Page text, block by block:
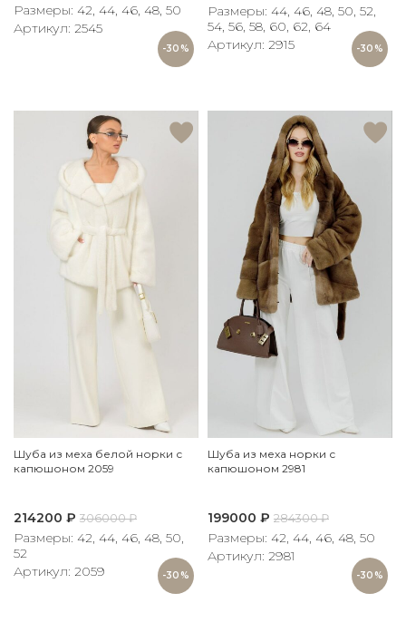
-30%
Размеры: 42, 44, 46, 48, 50
Артикул: 2545
-30%
Размеры: 44, 46, 48, 50, 52,
54, 56, 58, 60, 62, 64
Артикул: 2915
-30%
Шуба из меха белой норки с
капюшоном 2059
214200 ₽ 306000₽
Размеры: 42, 44, 46, 48, 50,
52
Артикул: 2059
-30%
Шуба из меха норки с
капюшоном 2981
199000 ₽ 284300₽
Размеры: 42, 44, 46, 48, 50
Артикул: 2981